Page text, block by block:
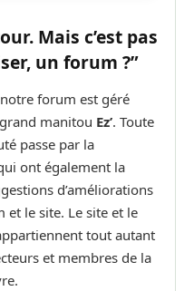
Mais c’est pas
un forum ?”
forum est géré
manitou Ez’. Toute
passe par la
ont également la
d’améliorations
le site. Le site et le
tout autant
et membres de la